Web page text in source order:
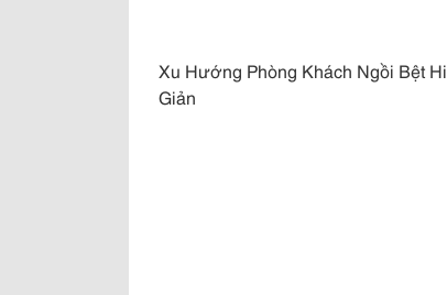
Xu Hướng Phòng Khách Ngồi Bệt
Giản